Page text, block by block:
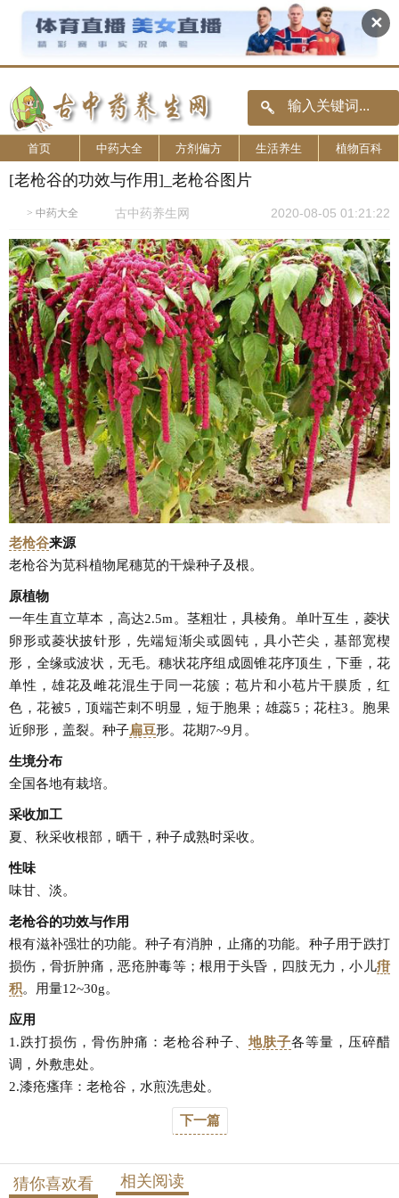
✕
首页 中药大全 方剂偏方 生活养生 植物百科
[老枪谷的功效与作用]_老枪谷图片
> 中药大全 古中药养生网 2020-08-05 01:21:22
老枪谷来源
老枪谷为苋科植物尾穗苋的干燥种子及根。
原植物
一年生直立草本，高达2.5m。茎粗壮，具棱角。单叶互生，菱状
卵形或菱状披针形，先端短渐尖或圆钝，具小芒尖，基部宽楔
形，全缘或波状，无毛。穗状花序组成圆锥花序顶生，下垂，花
单性，雄花及雌花混生于同一花簇；苞片和小苞片干膜质，红
色，花被5，顶端芒刺不明显，短于胞果；雄蕊5；花柱3。胞果
近卵形，盖裂。种子扁豆形。花期7~9月。
生境分布
全国各地有栽培。
采收加工
夏、秋采收根部，晒干，种子成熟时采收。
性味
味甘、淡。
老枪谷的功效与作用
根有滋补强壮的功能。种子有消肿，止痛的功能。种子用于跌打
损伤，骨折肿痛，恶疮肿毒等；根用于头昏，四肢无力，小儿疳
积。用量12~30g。
应用
1.跌打损伤，骨伤肿痛：老枪谷种子、 地肤子各等量，压碎醋
调，外敷患处。
2.漆疮瘙痒：老枪谷，水煎洗患处。
下一篇
猜你喜欢看 相关阅读